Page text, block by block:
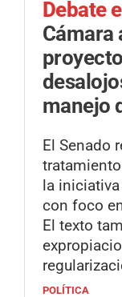
Debate
Cámara
manejo
El Senado
la
con foco
El texto
POLÍTICA